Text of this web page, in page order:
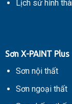
Lịch sử hình
Sơn X-PAINT Plus
Sơn nội thất
Sơn ngoại thất